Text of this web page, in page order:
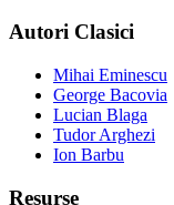
Autori Clasici
Mihai Eminescu
George Bacovia
Lucian Blaga
Tudor Arghezi
Ion Barbu
Resurse